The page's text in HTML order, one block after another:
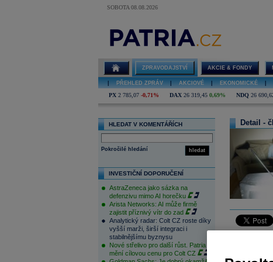
SOBOTA 08.08.2026
ZPRAVODAJSTVÍ AKCIE & FONDY
PŘEHLED ZPRÁV AKCIOVÉ EKONOMICKÉ
PX 2 785,07 -0,71% DAX 26 319,45 0,69% NDQ 26
HLEDAT V KOMENTÁŘÍCH
hledat
Pokročilé hledání
INVESTIČNÍ DOPORUČENÍ
AstraZeneca jako sázka na
defenzivu mimo AI horečku
Arista Networks: AI může firmě
zajistit příznivý vítr do zad
Analytický radar: Colt CZ roste díky
vyšší marži, širší integraci i
stabilnějšímu byznysu
Nové střelivo pro další růst. Patria
mění cílovou cenu pro Colt CZ
Detail -